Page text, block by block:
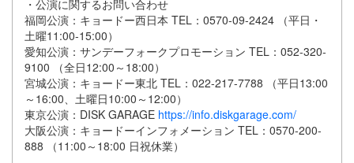
・公演に関するお問い合わせ
福岡公演：キョードー西日本 TEL：0570-09-2424 （平日・
土曜11:00-15:00）
愛知公演：サンデーフォークプロモーション TEL：052-320-
9100 （全日12:00～18:00）
宮城公演：キョードー東北 TEL：022-217-7788 （平日13:00
～16:00、土曜日10:00～12:00）
東京公演：DISK GARAGE https://info.diskgarage.com/
大阪公演：キョードーインフォメーション TEL：0570-200-
888 （11:00～18:00 日祝休業）